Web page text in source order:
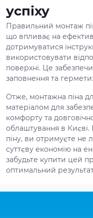
успіху
Правильний монтаж
що впливає на
дотримуватися
використовувати
поверхні. Це
заповнення та
Отже, монтажна піна
матеріалом для
комфорту та
облаштування в Києві.
піну, ви отримуєте не
суттєву економію на
забудьте купити цей
оптимальний